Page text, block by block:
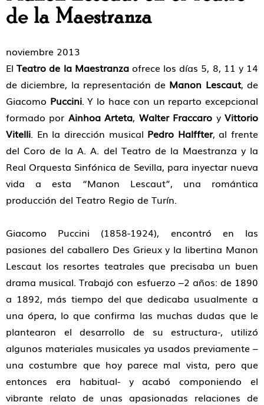
de la Maestranza
noviembre 2013
ElTeatro de la Maestranzaofrece los días 5, 8, 11 y 14
de diciembre, la representación de Manon Lescaut, de
Giacomo Puccini. Y lo hace con un reparto excepcional
formado por Ainhoa Arteta, Walter Fraccaro yVittorio
Vitelli. En la dirección musical Pedro Halffter, al frente
del Coro de la A. A. del Teatro de la Maestranza y la
Real Orquesta Sinfónica de Sevilla, para inyectar nueva
vida a esta “Manon Lescaut”, una romántica
producción del Teatro Regio de Turín.
Giacomo Puccini (1858-1924), encontró en las
pasiones del caballero Des Grieux y la libertina Manon
Lescaut los resortes teatrales que precisaba un buen
drama musical. Trabajó con esfuerzo –2 años: de 1890
a 1892, más tiempo del que dedicaba usualmente a
una ópera, lo que confirma las muchas dudas que le
plantearon el desarrollo de su estructura-, utilizó
algunos materiales musicales ya usados previamente –
una costumbre que hoy parece mal vista, pero que
entonces era habitual- y acabó componiendo el
vibrante relato de unas apasionadas relaciones de